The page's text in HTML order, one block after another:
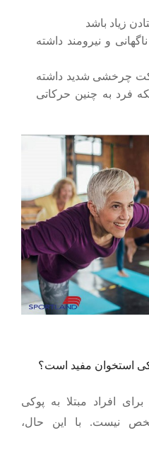
زیاد باشد
و نیرومند داشته
چرخشی شدید داشته
فرد به چنین حرکاتی
استخوان مفید است؟
افراد مبتلا به پوکی
نیست. با این حال،